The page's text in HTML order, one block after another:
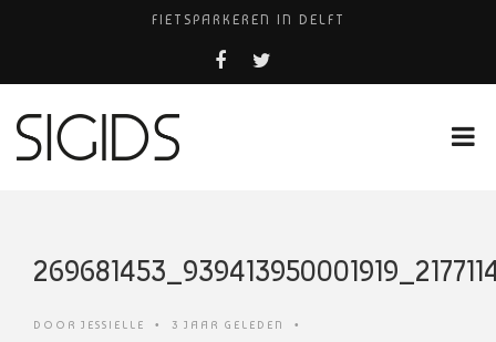
FIETSPARKEREN IN DELFT
PIZZERIA POMPEÏ ￼
COCKTAILS ON THE SPOT!
DOOR JESSIELLE • 3 JAAR GELEDEN •